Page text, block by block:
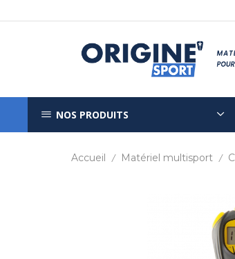
NOS PRODUITS
Accueil / Matériel multisport /